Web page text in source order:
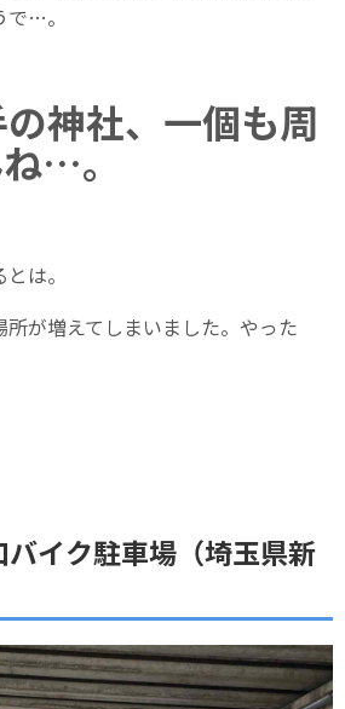
で…。
神社、一個も周
…。
は。
が増えてしまいました。やった
イク駐車場（埼玉県新